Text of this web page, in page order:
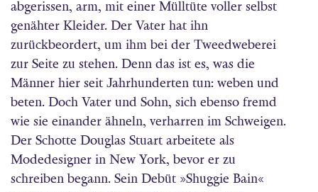
abgerissen, arm, mit einer Mülltüte voller selbst
genähter Kleider. Der Vater hat ihn
zurückbeordert, um ihm bei der Tweedweberei
zur Seite zu stehen. Denn das ist es, was die
Männer hier seit Jahrhunderten tun: weben und
beten. Doch Vater und Sohn, sich ebenso fremd
wie sie einander ähneln, verharren im Schweigen.
Der Schotte Douglas Stuart arbeitete als
Modedesigner in New York, bevor er zu
schreiben begann. Sein Debüt »Shuggie Bain«